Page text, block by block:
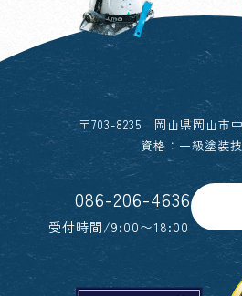
〒703-8235 岡山県岡山市
資格：一級塗装
086-206-4636
受付時間/9:00〜18:00